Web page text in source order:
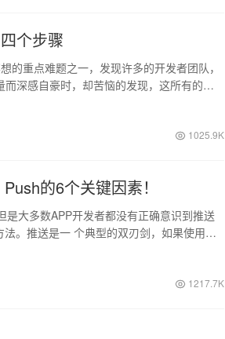
个步骤
的重点难题之一，发现许多的开发者团队，
而深感自豪时，却苦恼的发现，这所有的新
1025.9K
的6个关键因素！
大多数APP开发者都没有正确意识到推送
。推送是一 个典型的双刃剑，如果使用
1217.7K